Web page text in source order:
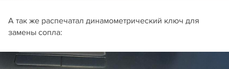
А так же распечатал динамометрический ключ для
замены сопла: